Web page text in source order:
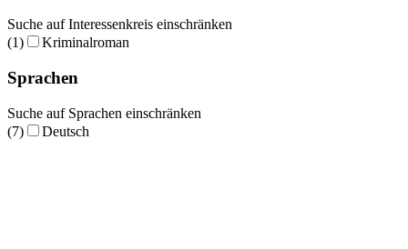
Suche auf Interessenkreis einschränken
(1)
Kriminalroman
Sprachen
Suche auf Sprachen einschränken
(7)
Deutsch